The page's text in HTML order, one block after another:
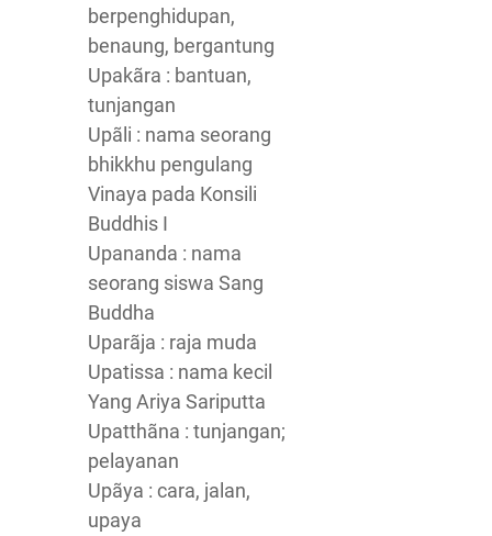
berpenghidupan,
benaung, bergantung
Upakãra : bantuan,
tunjangan
Upãli : nama seorang
bhikkhu pengulang
Vinaya pada Konsili
Buddhis I
Upananda : nama
seorang siswa Sang
Buddha
Uparãja : raja muda
Upatissa : nama kecil
Yang Ariya Sariputta
Upatthãna : tunjangan;
pelayanan
Upãya : cara, jalan,
upaya